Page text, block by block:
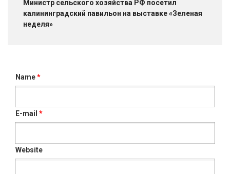
Министр сельского хозяйства РФ посетил
калининградский павильон на выставке «Зеленая
неделя»
Name*
E-mail *
Website